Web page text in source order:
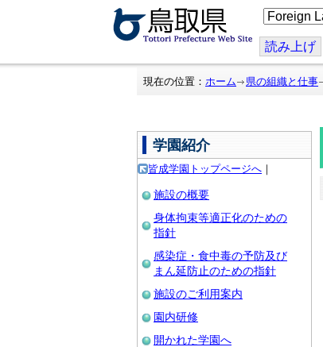
こ
の
ジ
を
翻
読み上げ
現在の位置： ホーム 県の組織と仕事
学園紹介
皆成学園トップページへ ｜
施設の概要
身体拘束等適正化のための
指針
感染症・食中毒の予防及び
まん延防止のための指針
施設のご利用案内
園内研修
開かれた学園へ